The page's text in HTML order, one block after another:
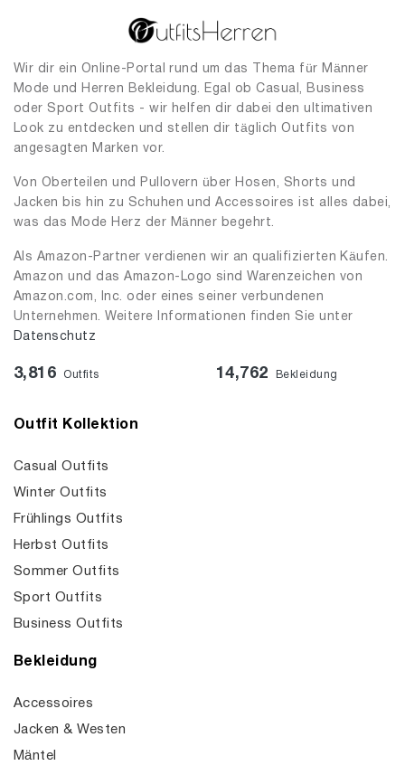
Wir dir ein Online-Portal rund um das Thema für Männer
Mode und Herren Bekleidung. Egal ob Casual, Business
oder Sport Outfits - wir helfen dir dabei den ultimativen
Look zu entdecken und stellen dir täglich Outfits von
angesagten Marken vor.
Von Oberteilen und Pullovern über Hosen, Shorts und
Jacken bis hin zu Schuhen und Accessoires ist alles dabei,
was das Mode Herz der Männer begehrt.
Als Amazon-Partner verdienen wir an qualifizierten Käufen.
Amazon und das Amazon-Logo sind Warenzeichen von
Amazon.com, Inc. oder eines seiner verbundenen
Unternehmen. Weitere Informationen finden Sie unter
Datenschutz
3,816 Outfits 14,762 Bekleidung
Outfit Kollektion
Casual Outfits
Winter Outfits
Frühlings Outfits
Herbst Outfits
Sommer Outfits
Sport Outfits
Business Outfits
Bekleidung
Accessoires
Jacken & Westen
Mäntel